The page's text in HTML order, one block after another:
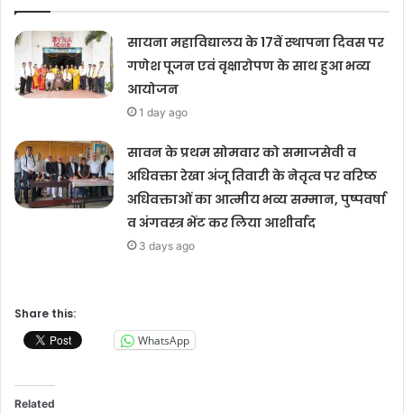
सायना महाविद्यालय के 17वें स्थापना दिवस पर
गणेश पूजन एवं वृक्षारोपण के साथ हुआ भव्य
आयोजन
1 day ago
सावन के प्रथम सोमवार को समाजसेवी व
अधिवक्ता रेखा अंजू तिवारी के नेतृत्व पर वरिष्ठ
अधिवक्ताओं का आत्मीय भव्य सम्मान, पुष्पवर्षा
व अंगवस्त्र भेंट कर लिया आशीर्वाद
3 days ago
Share this:
WhatsApp
Related